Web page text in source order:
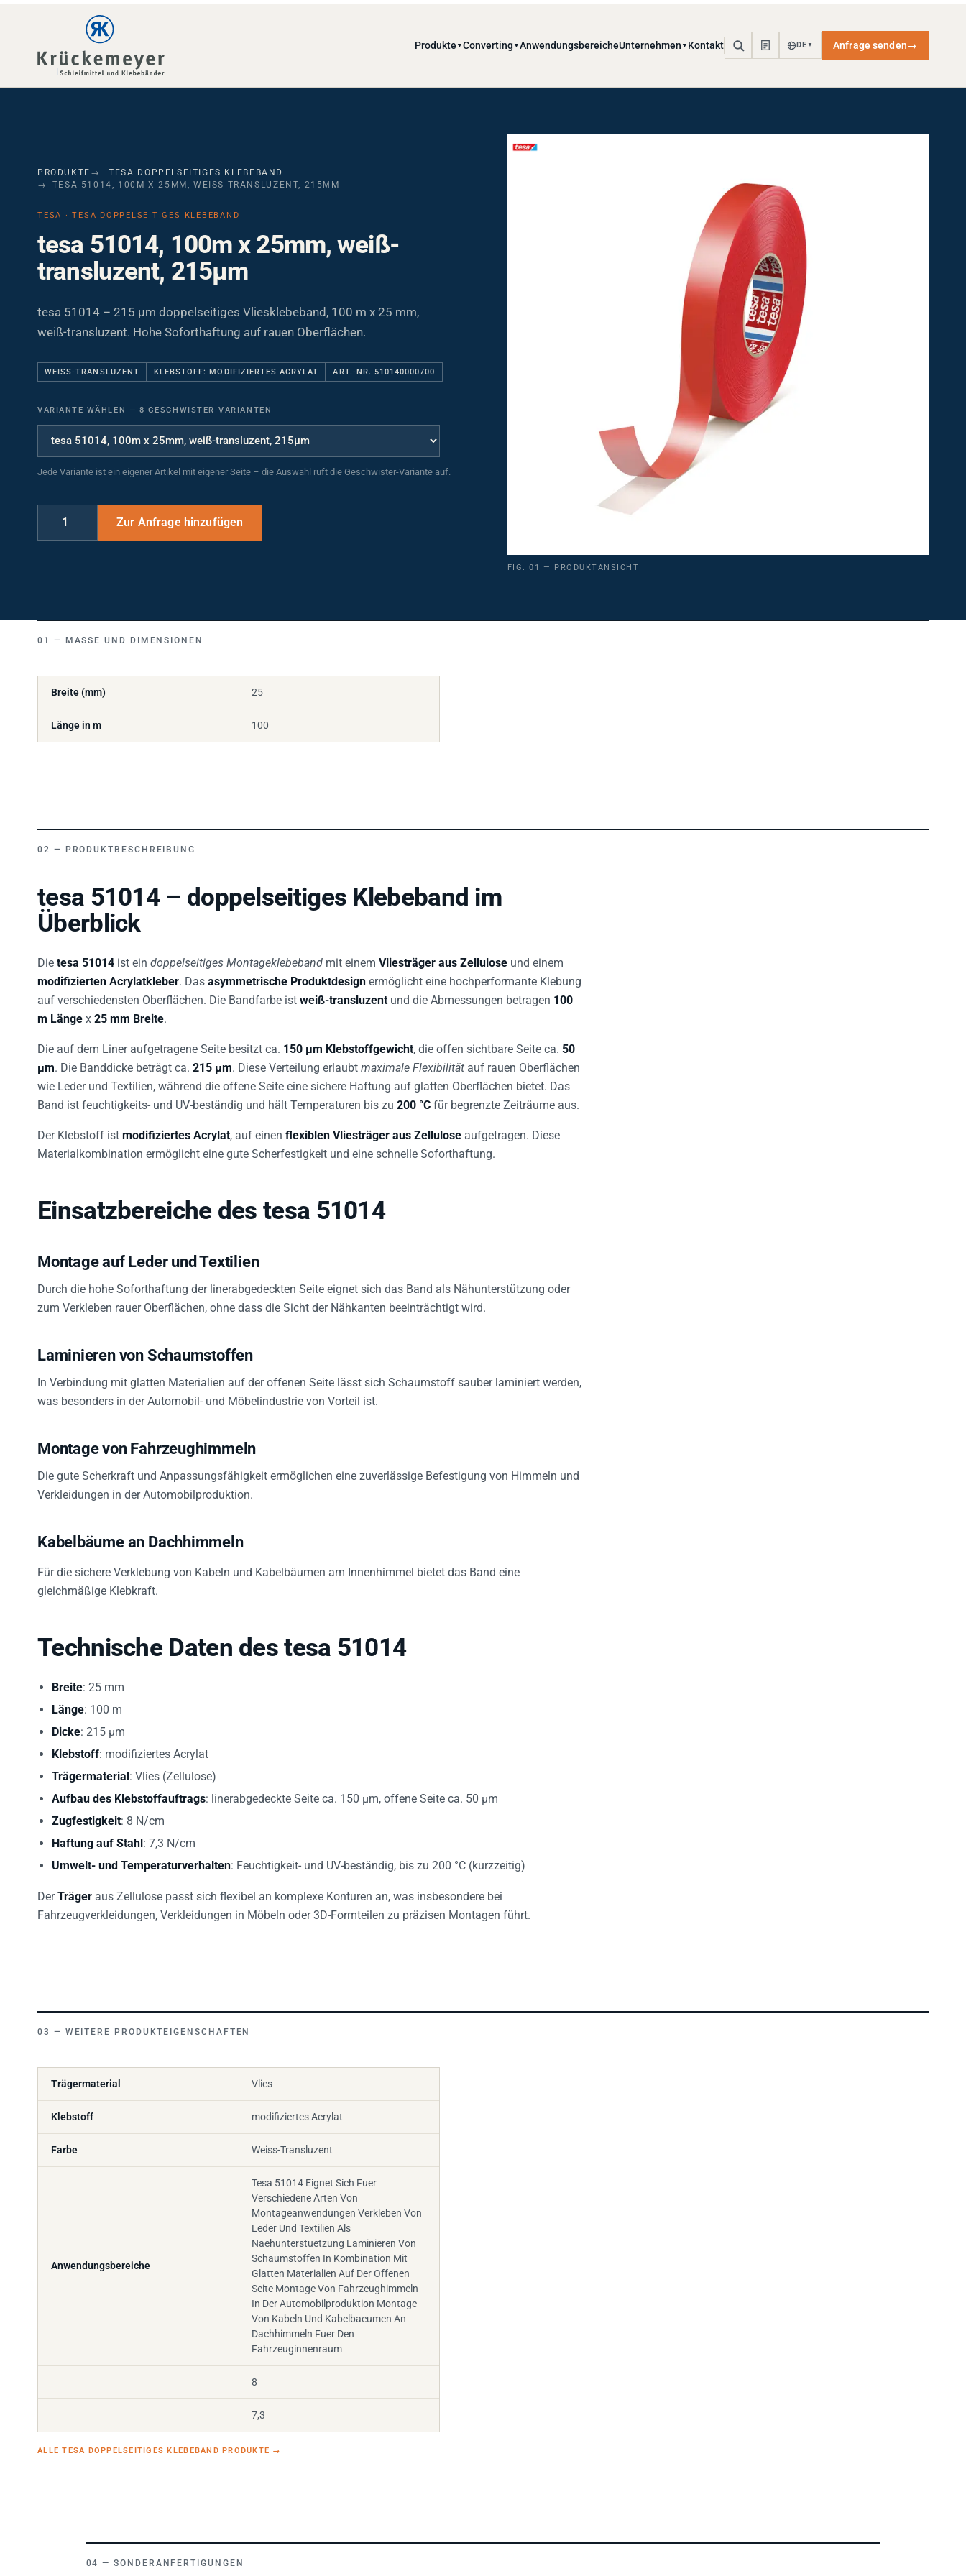
Produkte Converting AnwendungsbereicheUnternehmen Kontakt DE Anfrage senden →
PRODUKTE
TESA DOPPELSEITIGES KLEBEBAND
TESA 51014, 100M X 25MM, WEISS-TRANSLUZENT, 215ΜM
TESA · TESA DOPPELSEITIGES KLEBEBAND
tesa 51014, 100m x 25mm, weiß-
transluzent, 215µm
tesa 51014 – 215 µm doppelseitiges Vliesklebeband, 100 m x 25 mm,
weiß-transluzent. Hohe Soforthaftung auf rauen Oberflächen.
WEISS-TRANSLUZENT KLEBSTOFF: MODIFIZIERTES ACRYLAT ART.-NR. 510140000700
VARIANTE WÄHLEN 8 GESCHWISTER-VARIANTEN
Jede Variante ist ein eigener Artikel mit eigener Seite – die Auswahl ruft die Geschwister-Variante auf.
FIG. 01 — PRODUKTANSICHT
MASSE UND DIMENSIONEN
Breite (mm) 25
Länge in m 100
PRODUKTBESCHREIBUNG
tesa 51014 – doppelseitiges Klebeband im
Überblick
Die tesa 51014 ist ein doppelseitiges Montageklebeband mit einem Vliesträger aus Zellulose und einem
modifizierten Acrylatkleber . Das asymmetrische Produktdesign ermöglicht eine hochperformante Klebung
auf verschiedensten Oberflächen. Die Bandfarbe ist weiß-transluzent und die Abmessungen betragen 100
m Länge x 25 mm Breite
Die auf dem Liner aufgetragene Seite besitzt ca. 150 µm Klebstoffgewicht , die offen sichtbare Seite ca. 50
µm . Die Banddicke beträgt ca. 215 µm . Diese Verteilung erlaubt maximale Flexibilität auf rauen Oberflächen
wie Leder und Textilien, während die offene Seite eine sichere Haftung auf glatten Oberflächen bietet. Das
Band ist feuchtigkeits- und UV-beständig und hält Temperaturen bis zu 200 °C für begrenzte Zeiträume aus.
Der Klebstoff ist modifiziertes Acrylat , auf einen flexiblen Vliesträger aus Zellulose aufgetragen. Diese
Materialkombination ermöglicht eine gute Scherfestigkeit und eine schnelle Soforthaftung.
Einsatzbereiche des tesa 51014
Montage auf Leder und Textilien
Durch die hohe Soforthaftung der linerabgedeckten Seite eignet sich das Band als Nähunterstützung oder
zum Verkleben rauer Oberflächen, ohne dass die Sicht der Nähkanten beeinträchtigt wird.
Laminieren von Schaumstoffen
In Verbindung mit glatten Materialien auf der offenen Seite lässt sich Schaumstoff sauber laminiert werden,
was besonders in der Automobil- und Möbelindustrie von Vorteil ist.
Montage von Fahrzeughimmeln
Die gute Scherkraft und Anpassungsfähigkeit ermöglichen eine zuverlässige Befestigung von Himmeln und
Verkleidungen in der Automobilproduktion.
Kabelbäume an Dachhimmeln
Für die sichere Verklebung von Kabeln und Kabelbäumen am Innenhimmel bietet das Band eine
gleichmäßige Klebkraft.
Technische Daten des tesa 51014
Breite: 25 mm
Länge: 100 m
Dicke: 215 µm
Klebstoff: modifiziertes Acrylat
Trägermaterial: Vlies (Zellulose)
Aufbau des Klebstoffauftrags: linerabgedeckte Seite ca. 150 µm, offene Seite ca. 50 µm
Zugfestigkeit: 8 N/cm
Haftung auf Stahl: 7,3 N/cm
Umwelt- und Temperaturverhalten: Feuchtigkeit- und UV-beständig, bis zu 200 °C (kurzzeitig)
DerTräger aus Zellulose passt sich flexibel an komplexe Konturen an, was insbesondere bei
Fahrzeugverkleidungen, Verkleidungen in Möbeln oder 3D-Formteilen zu präzisen Montagen führt.
WEITERE PRODUKTEIGENSCHAFTEN
Trägermaterial Vlies
Klebstoff modifiziertes Acrylat
Farbe Weiss-Transluzent
Anwendungsbereiche
Tesa 51014 Eignet Sich Fuer
Verschiedene Arten Von
Montageanwendungen Verkleben Von
Leder Und Textilien Als
Naehunterstuetzung Laminieren Von
Schaumstoffen In Kombination Mit
Glatten Materialien Auf Der Offenen
Seite Montage Von Fahrzeughimmeln
In Der Automobilproduktion Montage
Von Kabeln Und Kabelbaeumen An
Dachhimmeln Fuer Den
Fahrzeuginnenraum
8
7,3
ALLE TESA DOPPELSEITIGES KLEBEBAND PRODUKTE
SONDERANFERTIGUNGEN